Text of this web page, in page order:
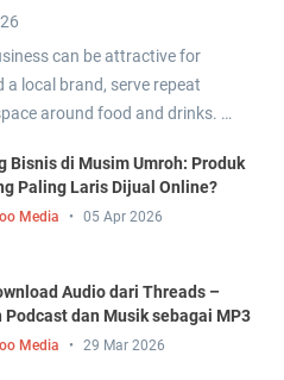
can be attractive for
local brand, serve repeat
around food and drinks. …
Bisnis di Musim Umroh: Produk
Paling Laris Dijual Online?
Media 05 Apr 2026
Audio dari Threads –
Podcast dan Musik sebagai MP3
Media 29 Mar 2026